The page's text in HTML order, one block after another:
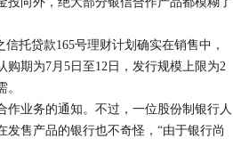
托贷款165号理财计划确实在销售中，
期为7月5日至12日，发行规模上限为2
业务的通知。不过，一位股份制银行人
售产品的银行也不奇怪，“由于银行尚